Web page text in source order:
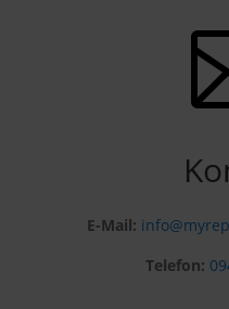
E-Mail:
Telefon: